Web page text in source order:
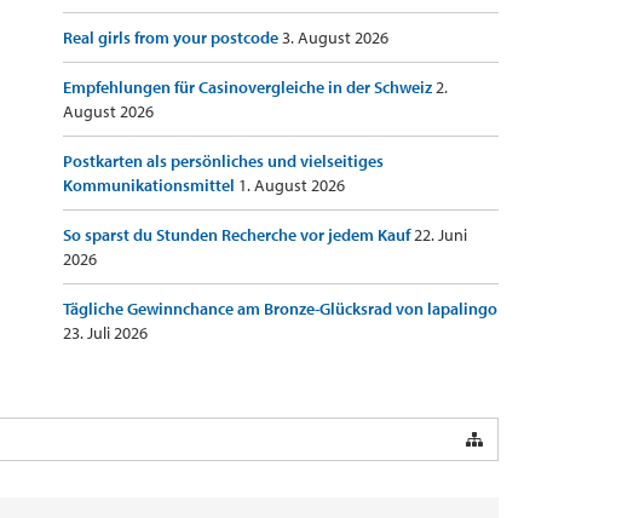
Real girls from your postcode3. August 2026
Empfehlungen für Casinovergleiche in der Schweiz2.
August 2026
Postkarten als persönliches und vielseitiges
Kommunikationsmittel 1. August 2026
So sparst du Stunden Recherche vor jedem Kauf22. Juni
2026
Tägliche Gewinnchance am Bronze-Glücksrad von lapalingo
23. Juli 2026